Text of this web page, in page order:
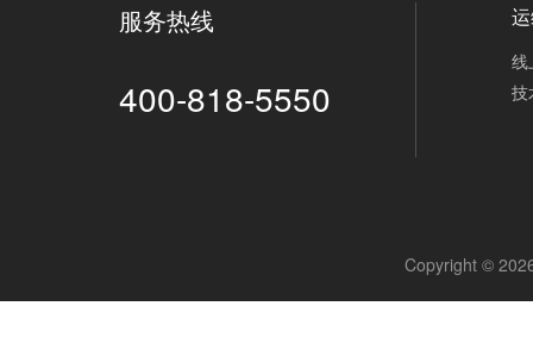
服务热线
400-818-5550
线
技
Copyright ©